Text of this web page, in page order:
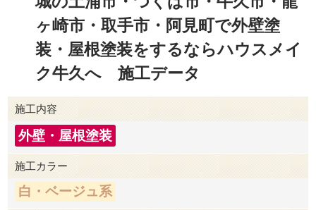
ヶ崎市・取手市・阿見町で外壁塗
装・屋根塗装をするならハウスメイ
ク牛久へ 施工データ
施工内容
外壁・屋根塗装
施工カラー
白・ベージュ系